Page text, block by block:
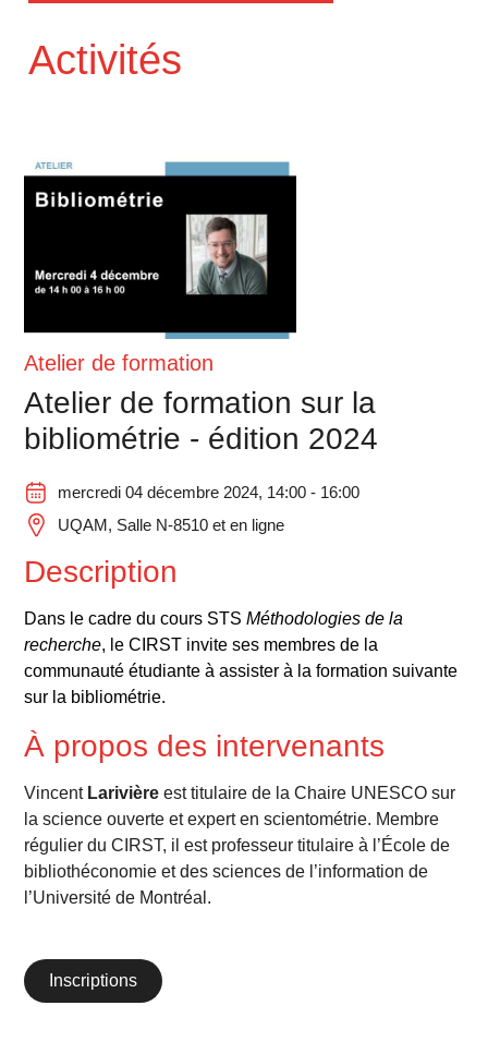
Activités
Atelier de formation
Atelier de formation sur la
bibliométrie - édition 2024
mercredi 04 décembre 2024, 14:00 - 16:00
UQAM, Salle N-8510 et en ligne
Description
Dans le cadre du cours STSMéthodologies de la
recherche, le CIRST invite ses membres de la
communauté étudiante à assister à la formation suivante
sur la bibliométrie.
À propos des intervenants
Vincent Larivièreest titulaire de la Chaire UNESCO sur
la science ouverte et expert en scientométrie. Membre
régulier du CIRST, il est professeur titulaire à l’École de
bibliothéconomie et des sciences de l’information de
l’Université de Montréal.
Inscriptions